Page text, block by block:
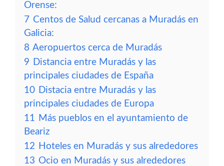
Orense:
7 Centos de Salud cercanas a Muradás en
Galicia:
8 Aeropuertos cerca de Muradás
9 Distancia entre Muradás y las
principales ciudades de España
10 Distacia entre Muradás y las
principales ciudades de Europa
11 Más pueblos en el ayuntamiento de
Beariz
12 Hoteles en Muradás y sus alrededores
13 Ocio en Muradás y sus alrededores